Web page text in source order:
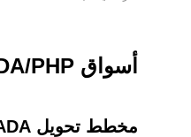
أسواق ADA/PHP
مخطط تحويل ADA إلى PHP